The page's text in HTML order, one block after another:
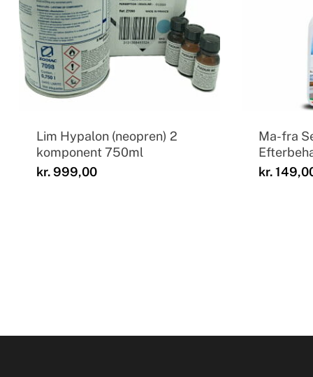
Lim Hypalon (neopren) 2
komponent 750ml
kr.999,00
Ma-fra
kr.